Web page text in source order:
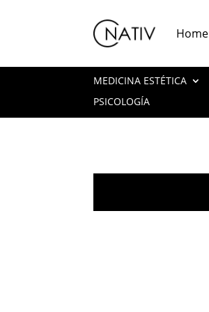
Home
MEDICINA ESTÉTICA
PSICOLOGÍA